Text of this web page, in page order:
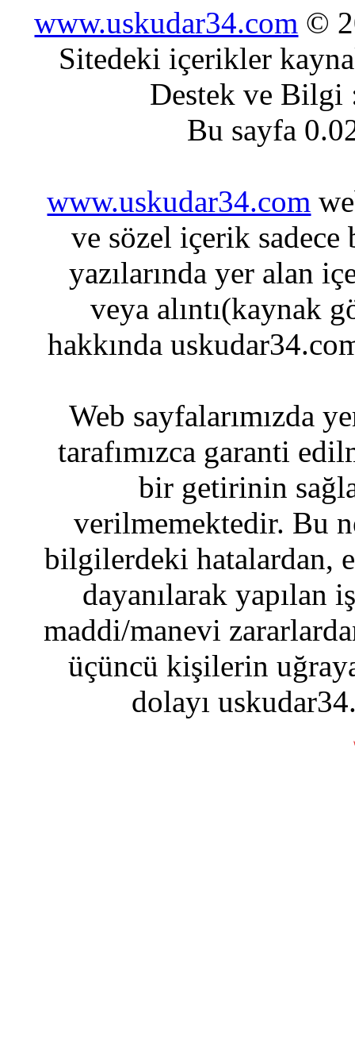
www.uskudar34.com ©
Sitedeki içerikler
Destek ve
Bu sayfa
www.uskudar34.com
ve sözel içerik sadece
yazılarında yer alan
veya alıntı(kaynak
hakkında
Web sayfalarımızda
tarafımızca garanti
bir getirinin
verilmemektedir. Bu
bilgilerdeki hatalardan,
dayanılarak yapılan
maddi/manevi
üçüncü kişilerin
dolayı